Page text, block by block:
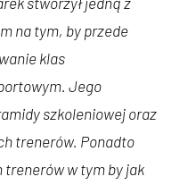
na tym, by przede
klas
Jego
szkoleniowej oraz
trenerów. Ponadto
trenerów w tym by jak